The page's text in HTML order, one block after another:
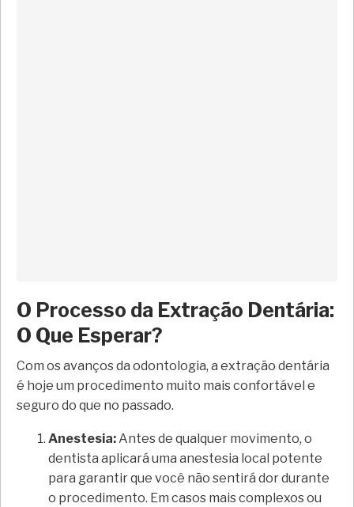
O Processo da Extração Dentária:
O Que Esperar?
Com os avanços da odontologia, a extração dentária
é hoje um procedimento muito mais confortável e
seguro do que no passado.
Anestesia:Antes de qualquer movimento, o
dentista aplicará uma anestesia local potente
para garantir que você não sentirá dor durante
o procedimento. Em casos mais complexos ou